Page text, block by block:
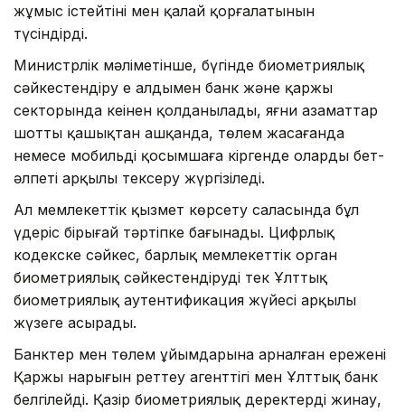
жұмыс істейтіні мен қалай қорғалатынын
түсіндірді.
Министрлік мәліметінше, бүгінде биометриялық
сәйкестендіру ең алдымен банк және қаржы
секторында кеңінен қолданылады, яғни азаматтар
шотты қашықтан ашқанда, төлем жасағанда
немесе мобильді қосымшаға кіргенде олардың бет-
әлпеті арқылы тексеру жүргізіледі.
Ал мемлекеттік қызмет көрсету саласында бұл
үдеріс бірыңғай тәртіпке бағынады. Цифрлық
кодекске сәйкес, барлық мемлекеттік орган
биометриялық сәйкестендіруді тек Ұлттық
биометриялық аутентификация жүйесі арқылы
жүзеге асырады.
Банктер мен төлем ұйымдарына арналған ережені
Қаржы нарығын реттеу агенттігі мен Ұлттық банк
белгілейді. Қазір биометриялық деректерді жинау,